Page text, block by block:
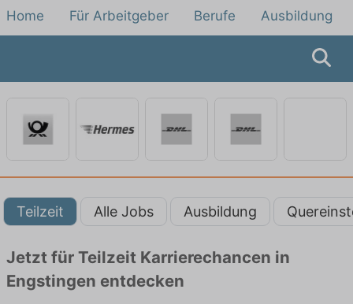
Home Für Arbeitgeber Berufe Ausbildung
Teilzeit Alle Jobs Ausbildung
Jetzt für Teilzeit Karrierechancen in
Engstingen entdecken